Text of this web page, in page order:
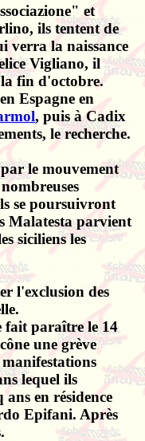
et
ils tentent de
verra la naissance
Vigliano, il
fin d'octobre.
Espagne en
, puis à Cadix
le recherche.
le mouvement
se poursuivront
Malatesta parvient
siciliens les
l'exclusion des
fait paraître le 14
une grève
lequel ils
en résidence
Epifani. Après